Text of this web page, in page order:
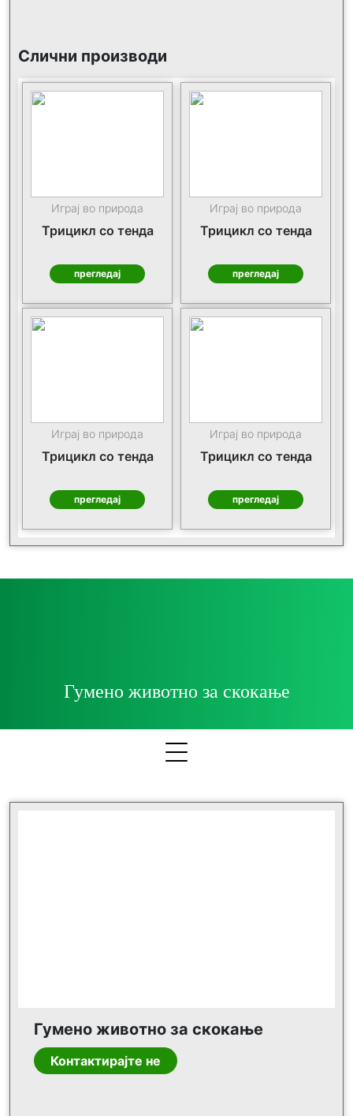
Слични производи
Играј во природа
Трицикл со тенда
прегледај
Играј во природа
Трицикл со тенда
прегледај
Играј во природа
Трицикл со тенда
прегледај
Играј во природа
Трицикл со тенда
прегледај
Гумено животно за скокање
Гумено животно за скокање
Контактирајте не